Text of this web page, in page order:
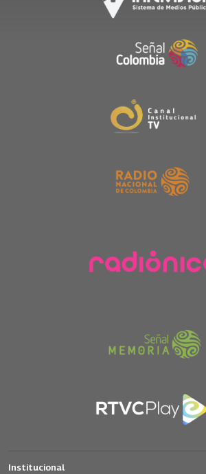
Institucional